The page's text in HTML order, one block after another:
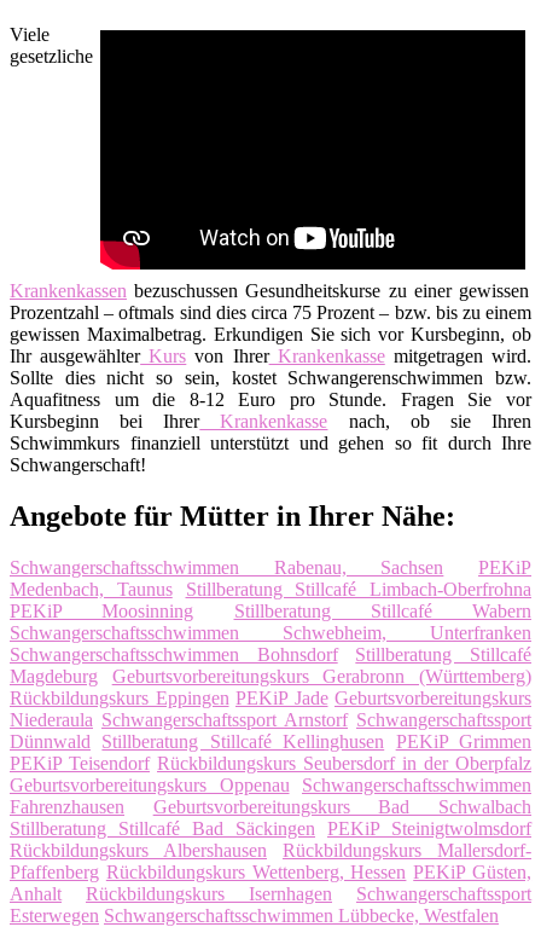
Viele
gesetzliche
Krankenkassen bezuschussen Gesundheitskurse zu einer gewissen
Prozentzahl – oftmals sind dies circa 75 Prozent – bzw. bis zu einem
gewissen Maximalbetrag. Erkundigen Sie sich vor Kursbeginn, ob
Ihr ausgewählterKurs von IhrerKrankenkassemitgetragen wird.
Sollte dies nicht so sein, kostet Schwangerenschwimmen bzw.
Aquafitness um die 8-12 Euro pro Stunde. Fragen Sie vor
Kursbeginn bei IhrerKrankenkasse nach, ob sie Ihren
Schwimmkurs finanziell unterstützt und gehen so fit durch Ihre
Schwangerschaft!
Angebote für Mütter in Ihrer Nähe:
Schwangerschaftsschwimmen Rabenau, Sachsen
PEKiP
Medenbach, Taunus
Stillberatung Stillcafé Limbach-Oberfrohna
PEKiP Moosinning
Stillberatung Stillcafé Wabern
Schwangerschaftsschwimmen Schwebheim, Unterfranken
Schwangerschaftsschwimmen Bohnsdorf
Stillberatung Stillcafé
Magdeburg
Geburtsvorbereitungskurs Gerabronn (Württemberg)
Rückbildungskurs Eppingen PEKiP Jade Geburtsvorbereitungskurs
Niederaula Schwangerschaftssport Arnstorf Schwangerschaftssport
Dünnwald
Stillberatung Stillcafé Kellinghusen
PEKiP Grimmen
PEKiP Teisendorf Rückbildungskurs Seubersdorf in der Oberpfalz
Geburtsvorbereitungskurs Oppenau
Schwangerschaftsschwimmen
Fahrenzhausen
Geburtsvorbereitungskurs Bad Schwalbach
Stillberatung Stillcafé Bad Säckingen
PEKiP Steinigtwolmsdorf
Rückbildungskurs Albershausen
Rückbildungskurs Mallersdorf-
Pfaffenberg Rückbildungskurs Wettenberg, Hessen PEKiP Güsten,
Anhalt
Rückbildungskurs Isernhagen
Schwangerschaftssport
Esterwegen Schwangerschaftsschwimmen Lübbecke, Westfalen